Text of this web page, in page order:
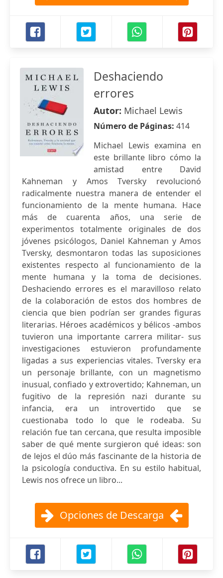
Deshaciendo
errores
Autor: Michael Lewis
Número de Páginas: 414
Michael Lewis examina en
este brillante libro cómo la
amistad entre David
Kahneman y Amos Tversky revolucionó
radicalmente nuestra manera de entender el
funcionamiento de la mente humana. Hace
más de cuarenta años, una serie de
experimentos totalmente originales de dos
jóvenes psicólogos, Daniel Kahneman y Amos
Tversky, desmontaron todas las suposiciones
existentes respecto al funcionamiento de la
mente humana y la toma de decisiones.
Deshaciendo errores es el maravilloso relato
de la colaboración de estos dos hombres de
ciencia que bien podrían ser grandes figuras
literarias. Héroes académicos y bélicos -ambos
tuvieron una importante carrera militar- sus
investigaciones estuvieron profundamente
ligadas a sus experiencias vitales. Tversky era
un personaje brillante, con un magnetismo
inusual, confiado y extrovertido; Kahneman, un
fugitivo de la represión nazi durante su
infancia, era un introvertido que se
cuestionaba todo lo que le rodeaba. Su
relación fue tan cercana, que resulta imposible
saber de qué mente surgieron qué ideas: son
de lejos el dúo más fascinante de la historia de
la psicología conductiva. En su estilo habitual,
Lewis nos ofrece un libro...
Opciones de Descarga